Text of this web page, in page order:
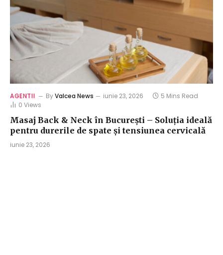
AGENTII ByValcea News iunie 23, 2026
5 Mins Read
0 Views
Masaj Back & Neck în București – Soluția ideală
pentru durerile de spate și tensiunea cervicală
iunie 23, 2026